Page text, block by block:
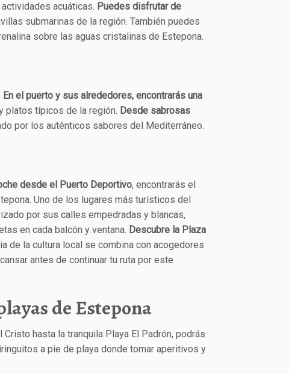
acuáticas. Puedes disfrutar de
submarinas de la región. También puedes
sobre las aguas cristalinas de Estepona.
En el puerto y sus alrededores, encontrarás una
platos típicos de la región. Desde sabrosas
por los auténticos sabores del Mediterráneo.
desde el Puerto Deportivo, encontrarás el
Uno de los lugares más turísticos del
por sus calles empedradas y blancas,
en cada balcón y ventana. Descubre la Plaza
de la cultura local se combina con acogedores
antes de continuar tu ruta por este
de Estepona
hasta la tranquila Playa El Padrón, podrás
a pie de playa donde tomar aperitivos y